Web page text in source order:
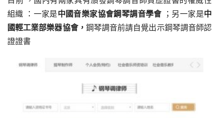
組織 ：一家是中國音樂家協會鋼琴調音學會 ；另一家是中
國輕工業部樂器協會， 鋼琴調音前請自覺出示鋼琴調音師認
證證書